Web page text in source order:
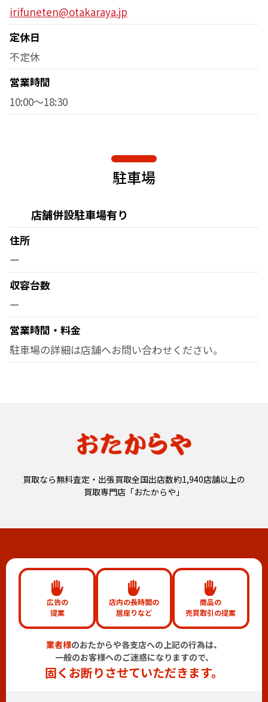
irifuneten@otakaraya.jp
定休日
不定休
営業時間
10:00～18:30
駐車場
店舗併設駐車場有り
住所
ー
収容台数
ー
営業時間・料金
駐車場の詳細は店舗へお問い合わせください。
買取なら無料査定・出張買取全国出店数約1,940店舗以上の
買取専門店「おたからや」
広告の
提案
店内の長時間の
居座りなど
商品の
売買取引の提案
業者様のおたからや各支店への上記の行為は、
一般のお客様へのご迷惑になりますので、
固くお断りさせていただきます。